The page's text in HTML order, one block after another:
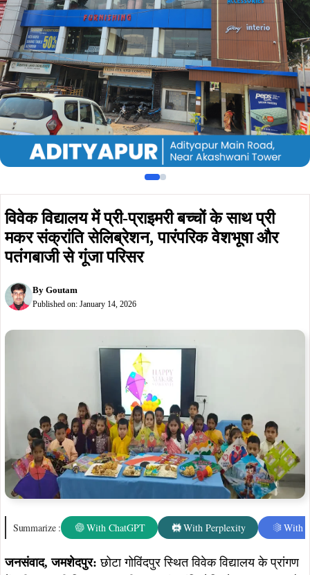
मकर संक्रांति सेलिब्रेशन, पारंपरिक वेशभूषा और
पतंगबाजी से गूंजा परिसर
ByGoutam
Published on: January 14, 2026
Summarize : With ChatGPT
जनसंवाद, जमशेदपुर:
में प्री-प्राइमरी विभाग द्वारा प्री मकर संक्रांति सेलिब्रेशन का भव्य और
रंगारंग आयोजन किया गया। इस अवसर पर नन्हे-मुन्ने बच्चों ने पूरे
उत्साह और उमंग के साथ मकर संक्रांति पर्व को मनाया।